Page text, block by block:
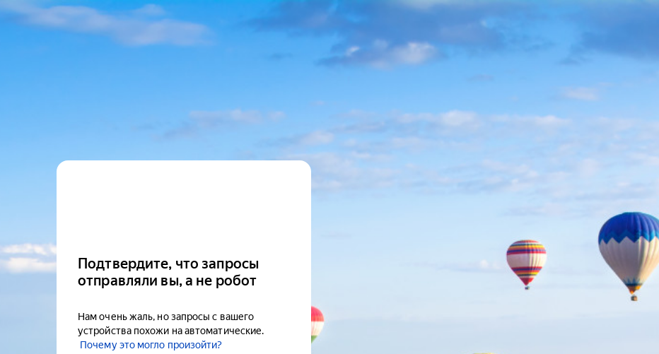
Подтвердите, что запросы
отправляли вы, а не робот
Нам очень жаль, но запросы с вашего
устройства похожи на автоматические.
Почему это могло произойти?